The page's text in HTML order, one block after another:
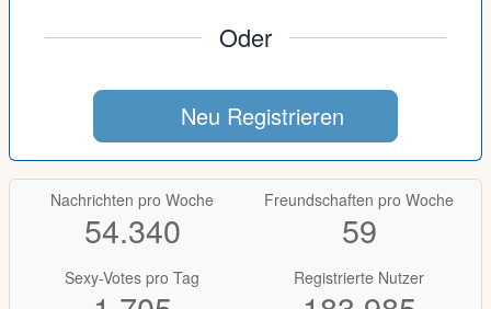
Oder
Neu Registrieren
Nachrichten pro Woche
54.340
Freundschaften pro Woche
59
Sexy-Votes pro Tag Registrierte Nutzer